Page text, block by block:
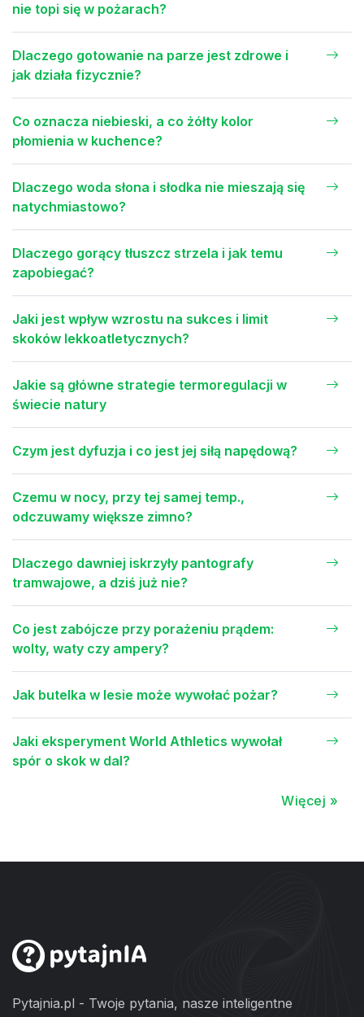
nie topi się w pożarach?
Dlaczego gotowanie na parze jest zdrowe i
jak działa fizycznie?
Co oznacza niebieski, a co żółty kolor
płomienia w kuchence?
Dlaczego woda słona i słodka nie mieszają się
natychmiastowo?
Dlaczego gorący tłuszcz strzela i jak temu
zapobiegać?
Jaki jest wpływ wzrostu na sukces i limit
skoków lekkoatletycznych?
Jakie są główne strategie termoregulacji w
świecie natury
Czym jest dyfuzja i co jest jej siłą napędową?
Czemu w nocy, przy tej samej temp.,
odczuwamy większe zimno?
Dlaczego dawniej iskrzyły pantografy
tramwajowe, a dziś już nie?
Co jest zabójcze przy porażeniu prądem:
wolty, waty czy ampery?
Jak butelka w lesie może wywołać pożar?
Jaki eksperyment World Athletics wywołał
spór o skok w dal?
Więcej »
Pytajnia.pl - Twoje pytania, nasze inteligentne